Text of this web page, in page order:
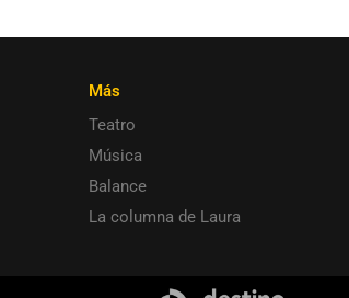
Más
Teatro
Música
Balance
La columna de Laura